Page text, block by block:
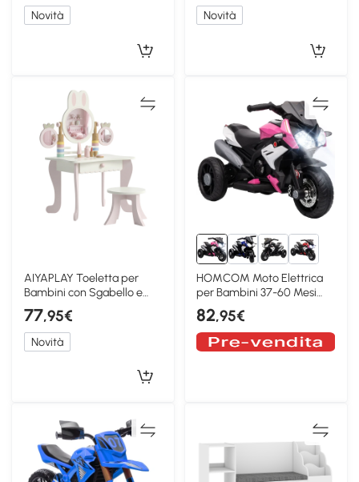
Novità Novità
AIYAPLAY Toeletta per
Bambini con Sgabello e
Specchi, Rosa
77,95€
Novità
HOMCOM Moto Elettrica
per Bambini 37-60 Mesi
con Fari, Rosa
82,95€